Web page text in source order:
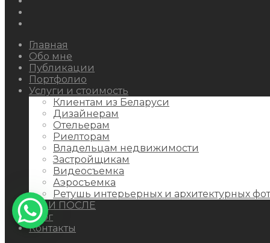
Главная
Обо мне
Публикации
Портфолио
Услуги и стоимость
Клиентам из Беларуси
Дизайнерам
Отельерам
Риелторам
Владельцам недвижимости
Застройщикам
Видеосъемка
Аэросъемка
Ретушь интерьерных и архитектурных
ДО И ПОСЛЕ
Блог
Контакты